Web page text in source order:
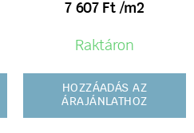
7 607 Ft /m2
Raktáron
HOZZÁADÁS AZ
ÁRAJÁNLATHOZ